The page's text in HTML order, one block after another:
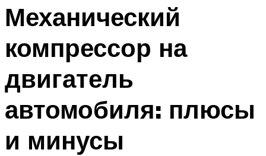
МЕНЮ
Механический
компрессор на
двигатель
автомобиля: плюсы
и минусы